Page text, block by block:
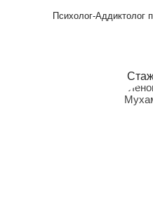
Психолог-Аддиктолог